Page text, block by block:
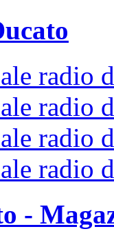
radio
radio
radio
radio
-